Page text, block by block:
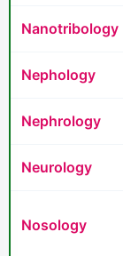
Nanotribology
Nephology
Nephrology
Neurology
Nosology